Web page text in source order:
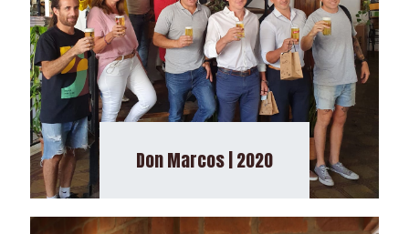
Don Marcos | 2020